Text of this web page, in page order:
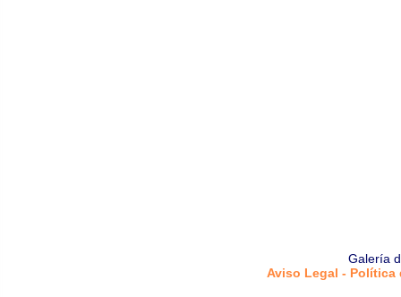
Galería
Aviso Legal -